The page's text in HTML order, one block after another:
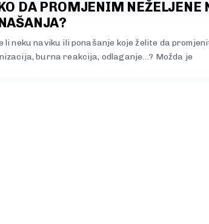
DA PROMJENIM NEŽELJENE
li neku naviku ili ponašanje koje želite da
burna reakcija, odlaganje…? Možda je